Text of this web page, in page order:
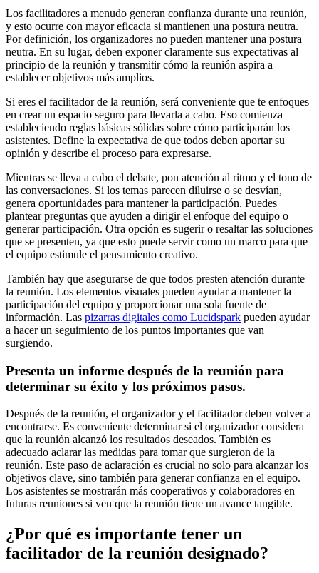
Los facilitadores a menudo generan confianza durante una reunión,
y esto ocurre con mayor eficacia si mantienen una postura neutra.
Por definición, los organizadores no pueden mantener una postura
neutra. En su lugar, deben exponer claramente sus expectativas al
principio de la reunión y transmitir cómo la reunión aspira a
establecer objetivos más amplios.
Si eres el facilitador de la reunión, será conveniente que te enfoques
en crear un espacio seguro para llevarla a cabo. Eso comienza
estableciendo reglas básicas sólidas sobre cómo participarán los
asistentes. Define la expectativa de que todos deben aportar su
opinión y describe el proceso para expresarse.
Mientras se lleva a cabo el debate, pon atención al ritmo y el tono de
las conversaciones. Si los temas parecen diluirse o se desvían,
genera oportunidades para mantener la participación. Puedes
plantear preguntas que ayuden a dirigir el enfoque del equipo o
generar participación. Otra opción es sugerir o resaltar las soluciones
que se presenten, ya que esto puede servir como un marco para que
el equipo estimule el pensamiento creativo.
También hay que asegurarse de que todos presten atención durante
la reunión. Los elementos visuales pueden ayudar a mantener la
participación del equipo y proporcionar una sola fuente de
información. Las pizarras digitales como Lucidspark pueden ayudar
a hacer un seguimiento de los puntos importantes que van
surgiendo.
Presenta un informe después de la reunión para
determinar su éxito y los próximos pasos.
Después de la reunión, el organizador y el facilitador deben volver a
encontrarse. Es conveniente determinar si el organizador considera
que la reunión alcanzó los resultados deseados. También es
adecuado aclarar las medidas para tomar que surgieron de la
reunión. Este paso de aclaración es crucial no solo para alcanzar los
objetivos clave, sino también para generar confianza en el equipo.
Los asistentes se mostrarán más cooperativos y colaboradores en
futuras reuniones si ven que la reunión tiene un avance tangible.
¿Por qué es importante tener un
facilitador de la reunión designado?